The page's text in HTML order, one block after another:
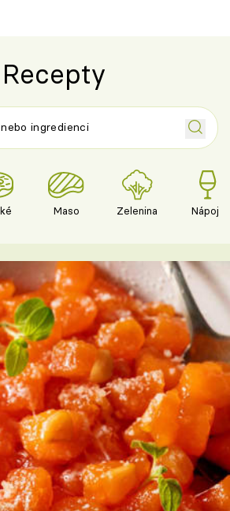
Recepty
Maso Zelenina Nápoje